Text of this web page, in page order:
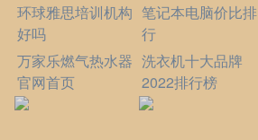
环球雅思培训机构
好吗
笔记本电脑价比排
行
万家乐燃气热水器
官网首页
洗衣机十大品牌
2022排行榜